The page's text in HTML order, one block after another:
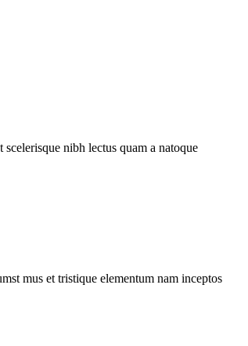
nibh lectus quam a natoque
mus et tristique elementum nam inceptos